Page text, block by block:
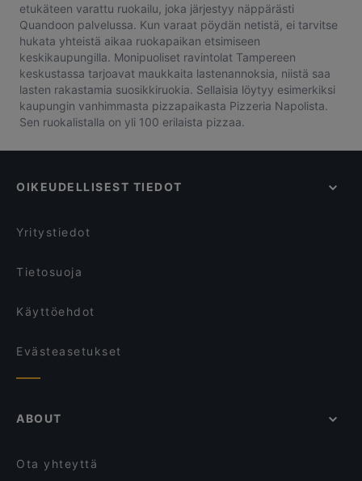
etukäteen varattu ruokailu, joka järjestyy näppärästi
Quandoon palvelussa. Kun varaat pöydän netistä, ei tarvitse
hukata yhteistä aikaa ruokapaikan etsimiseen
keskikaupungilla. Monipuoliset ravintolat Tampereen
keskustassa tarjoavat maukkaita lastenannoksia, niistä saa
lasten rakastamia suosikkiruokia. Sellaisia löytyy esimerkiksi
kaupungin vanhimmasta pizzapaikasta Pizzeria Napolista.
Sen ruokalistalla on yli 100 erilaista pizzaa.
OIKEUDELLISEST TIEDOT
Yritystiedot
Tietosuoja
Käyttöehdot
Evästeasetukset
ABOUT
Ota yhteyttä